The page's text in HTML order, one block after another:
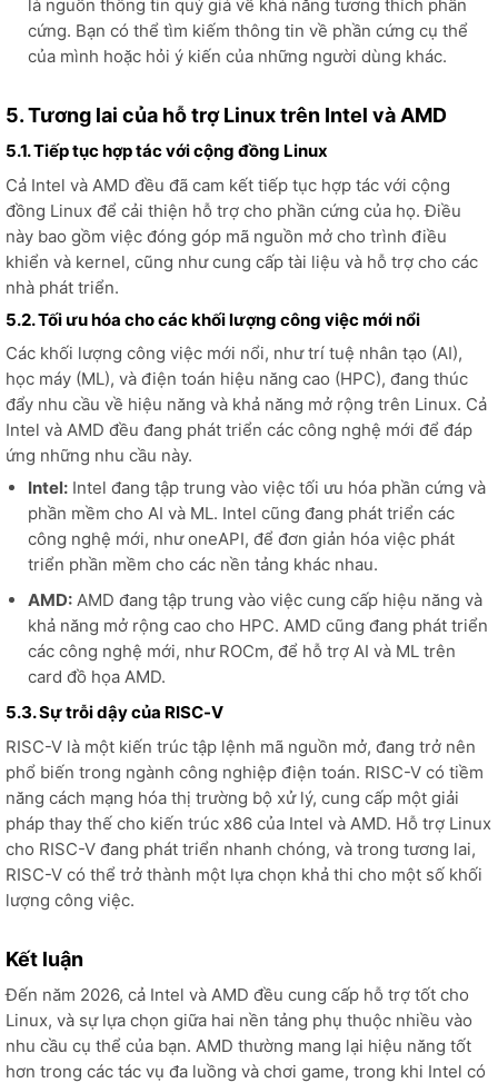
là nguồn thông tin quý giá về khả năng tương thích phần
cứng. Bạn có thể tìm kiếm thông tin về phần cứng cụ thể
của mình hoặc hỏi ý kiến của những người dùng khác.
5. Tương lai của hỗ trợ Linux trên Intel và AMD
5.1. Tiếp tục hợp tác với cộng đồng Linux
Cả Intel và AMD đều đã cam kết tiếp tục hợp tác với cộng
đồng Linux để cải thiện hỗ trợ cho phần cứng của họ. Điều
này bao gồm việc đóng góp mã nguồn mở cho trình điều
khiển và kernel, cũng như cung cấp tài liệu và hỗ trợ cho các
nhà phát triển.
5.2. Tối ưu hóa cho các khối lượng công việc mới nổi
Các khối lượng công việc mới nổi, như trí tuệ nhân tạo (AI),
học máy (ML), và điện toán hiệu năng cao (HPC), đang thúc
đẩy nhu cầu về hiệu năng và khả năng mở rộng trên Linux. Cả
Intel và AMD đều đang phát triển các công nghệ mới để đáp
ứng những nhu cầu này.
Intel:Intel đang tập trung vào việc tối ưu hóa phần cứng và
phần mềm cho AI và ML. Intel cũng đang phát triển các
công nghệ mới, như oneAPI, để đơn giản hóa việc phát
triển phần mềm cho các nền tảng khác nhau.
AMD:AMD đang tập trung vào việc cung cấp hiệu năng và
khả năng mở rộng cao cho HPC. AMD cũng đang phát triển
các công nghệ mới, như ROCm, để hỗ trợ AI và ML trên
card đồ họa AMD.
5.3. Sự trỗi dậy của RISC-V
RISC-V là một kiến trúc tập lệnh mã nguồn mở, đang trở nên
phổ biến trong ngành công nghiệp điện toán. RISC-V có tiềm
năng cách mạng hóa thị trường bộ xử lý, cung cấp một giải
pháp thay thế cho kiến trúc x86 của Intel và AMD. Hỗ trợ Linux
cho RISC-V đang phát triển nhanh chóng, và trong tương lai,
RISC-V có thể trở thành một lựa chọn khả thi cho một số khối
lượng công việc.
Kết luận
Đến năm 2026, cả Intel và AMD đều cung cấp hỗ trợ tốt cho
Linux, và sự lựa chọn giữa hai nền tảng phụ thuộc nhiều vào
nhu cầu cụ thể của bạn. AMD thường mang lại hiệu năng tốt
hơn trong các tác vụ đa luồng và chơi game, trong khi Intel có